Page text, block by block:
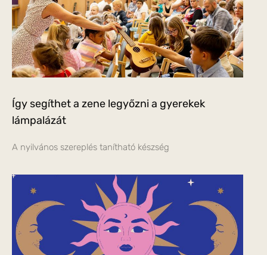
Így segíthet a zene legyőzni a gyerekek
lámpalázát
A nyilvános szereplés tanítható készség